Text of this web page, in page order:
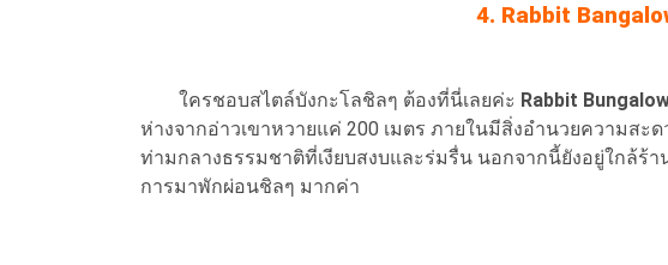
4. Rabbit
ใครชอบสไตล์บังกะโลชิลๆ ต้องที่นี่เลยค่ะ Rabbit
ห่างจากอ่าวเขาหวายแค่ 200 เมตร ภายในมีสิ่งอำนวยความสะ
ท่ามกลางธรรมชาติที่เงียบสงบและร่มรื่น นอกจากนี้ยังอยู่ใกล้ร้
การมาพักผ่อนชิลๆ มากค่า